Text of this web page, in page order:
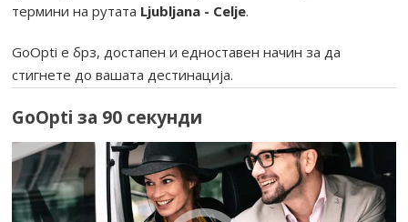
термини на рутата Ljubljana - Celje.
GoOpti е брз, достапен и едноставен начин за да
стигнете до вашата дестинација.
GoOpti за 90 секунди